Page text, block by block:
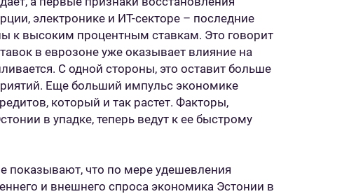
электронике и ИТ-секторе – последние
к высоким процентным ставкам. Это говорит
в еврозоне уже оказывает влияние на
С одной стороны, это оставит больше
Еще больший импульс экономике
который и так растет. Факторы,
в упадке, теперь ведут к ее быстрому
показывают, что по мере удешевления
и внешнего спроса экономика Эстонии в